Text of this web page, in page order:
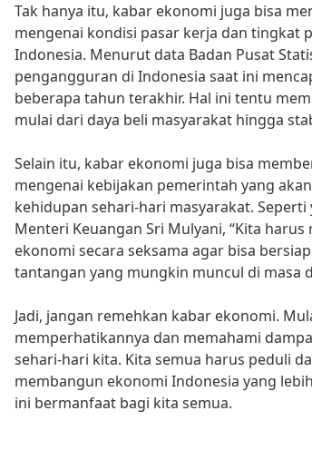
Tak hanya itu, kabar ekonomi juga bisa
mengenai kondisi pasar kerja dan tingkat
Indonesia. Menurut data Badan Pusat
pengangguran di Indonesia saat ini
beberapa tahun terakhir. Hal ini tentu
mulai dari daya beli masyarakat hingga
Selain itu, kabar ekonomi juga bisa
mengenai kebijakan pemerintah yang
kehidupan sehari-hari masyarakat.
Menteri Keuangan Sri Mulyani, “Kita
ekonomi secara seksama agar bisa
tantangan yang mungkin muncul di masa
Jadi, jangan remehkan kabar ekonomi.
memperhatikannya dan memahami
sehari-hari kita. Kita semua harus peduli
membangun ekonomi Indonesia yang
ini bermanfaat bagi kita semua.